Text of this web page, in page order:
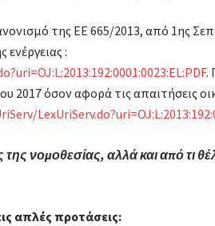
της ΕΕ 665/2013, από 1ης
:
.
2017 όσον αφορά τις απαιτήσεις
νομοθεσίας, αλλά και από τι
απλές προτάσεις: